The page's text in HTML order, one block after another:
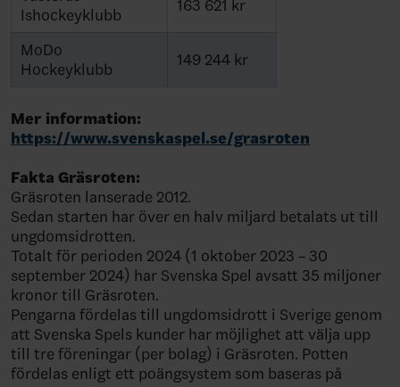
Ishockeyklubb
163 621 kr
MoDo
Hockeyklubb
149 244 kr
Mer information:
https://www.svenskaspel.se/grasroten
Fakta Gräsroten:
Gräsroten lanserade 2012.
Sedan starten har över en halv miljard betalats ut till
ungdomsidrotten.
Totalt för perioden 2024 (1 oktober 2023 – 30
september 2024) har Svenska Spel avsatt 35 miljoner
kronor till Gräsroten.
Pengarna fördelas till ungdomsidrott i Sverige genom
att Svenska Spels kunder har möjlighet att välja upp
till tre föreningar (per bolag) i Gräsroten. Potten
fördelas enligt ett poängsystem som baseras på